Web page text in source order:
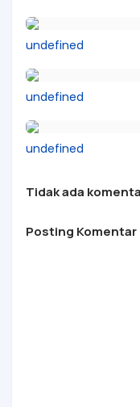
undefined
undefined
undefined
Tidak ada
Posting Komentar